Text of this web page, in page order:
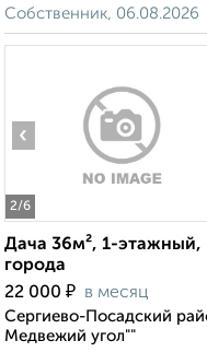
Собственник, 06.08.2026
2/6
‹
Дача 36м², 1-этажный,
города
22 000 ₽ в месяц
Сергиево-Посадский
Медвежий угол""